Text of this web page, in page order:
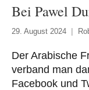
Bei Pawel
29. August 2024
Der Arabische
verband man
Facebook und